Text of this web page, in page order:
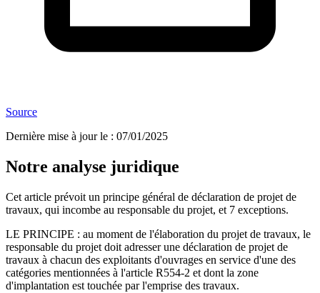
Source
Dernière mise à jour le : 07/01/2025
Notre analyse juridique
Cet article prévoit un principe général de déclaration de projet de
travaux, qui incombe au responsable du projet, et 7 exceptions.
LE PRINCIPE : au moment de l'élaboration du projet de travaux, le
responsable du projet doit adresser une déclaration de projet de
travaux à chacun des exploitants d'ouvrages en service d'une des
catégories mentionnées à l'article R554-2 et dont la zone
d'implantation est touchée par l'emprise des travaux.